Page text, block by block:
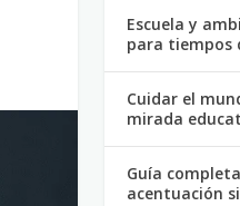
Escuela y
para tiempos
Cuidar el
mirada
Guía
acentuación